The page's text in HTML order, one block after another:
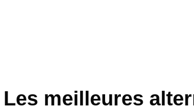
Les meilleures